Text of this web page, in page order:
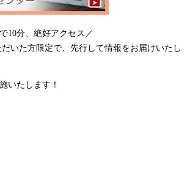
10分、絶好アクセス／
だいた方限定で、先行して情報をお届けいたし
いたします！